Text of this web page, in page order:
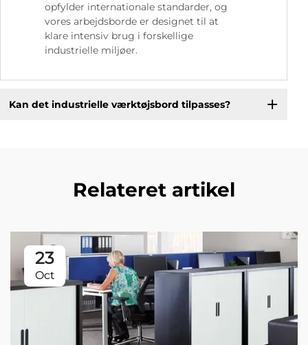
opfylder internationale standarder, og
vores arbejdsborde er designet til at
klare intensiv brug i forskellige
industrielle miljøer.
Kan det industrielle værktøjsbord tilpasses?
Relateret artikel
23
Oct